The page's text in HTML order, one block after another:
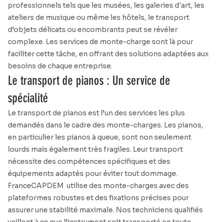
professionnels tels que les musées, les galeries d'art, les
ateliers de musique ou même les hôtels, le transport
d’objets délicats ou encombrants peut se révéler
complexe. Les services de monte-charge sont là pour
faciliter cette tâche, en offrant des solutions adaptées aux
besoins de chaque entreprise.
Le transport de pianos : Un service de
spécialité
Le transport de pianos est l’un des services les plus
demandés dans le cadre des monte-charges. Les pianos,
en particulier les pianos à queue, sont non seulement
lourds mais également très fragiles. Leur transport
nécessite des compétences spécifiques et des
équipements adaptés pour éviter tout dommage.
FranceCAPDEM utilise des monte-charges avec des
plateformes robustes et des fixations précises pour
assurer une stabilité maximale. Nos techniciens qualifiés